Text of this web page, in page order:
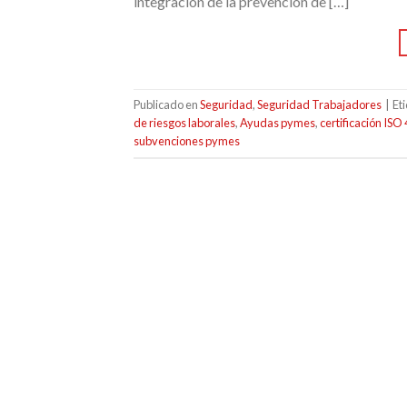
Publicado enSeguridad,Seguridad Trabajadores
de riesgos laborales,Ayudas pymes,certificación ISO
subvenciones pymes